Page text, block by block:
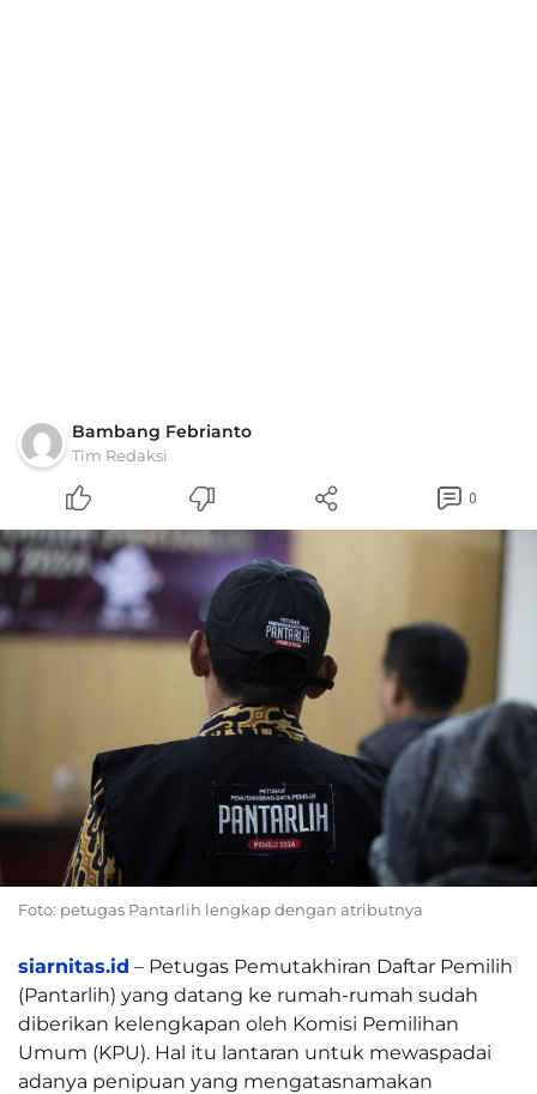
Bambang Febrianto
Tim Redaksi
0
Foto: petugas Pantarlih lengkap dengan atributnya
siarnitas.id – Petugas Pemutakhiran Daftar Pemilih
(Pantarlih) yang datang ke rumah-rumah sudah
diberikan kelengkapan oleh Komisi Pemilihan
Umum (KPU). Hal itu lantaran untuk mewaspadai
adanya penipuan yang mengatasnamakan